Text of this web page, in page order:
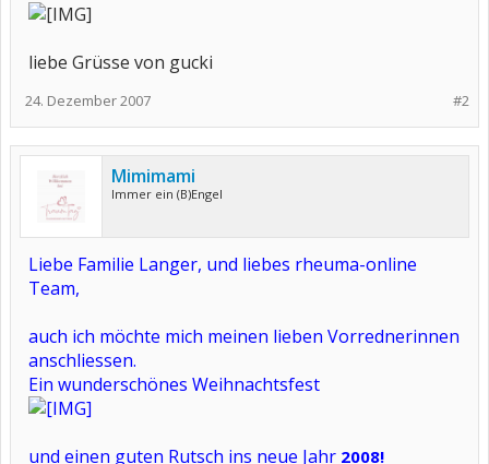
liebe Grüsse von gucki
#2
24. Dezember 2007
Mimimami
Immer ein (B)Engel
Liebe Familie Langer, und liebes rheuma-online
Team,
auch ich möchte mich meinen lieben Vorrednerinnen
anschliessen.
Ein wunderschönes Weihnachtsfest
und einen guten Rutsch ins neue Jahr 2008!